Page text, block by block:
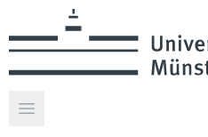
Hauptmenü öffnen